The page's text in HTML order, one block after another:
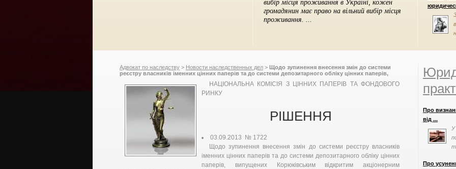
Адвокат по наследству > Новости наследственных дел > Щодо зупинення внесення змін до системи
реєстру власників іменних цінних паперів та до системи депозитарного обліку цінних паперів,
цінних паперів та фондового ринкуНАЦІОНАЛЬНА КОМІСІЯ З ЦІННИХ ПАПЕРІВ ТА ФОНДОВОГО
РИНКУ
РІШЕННЯ
03.09.2013 № 1722
Щодо зупинення внесення змін до системи реєстру власників
іменних цінних паперів та до системи депозитарного обліку цінних
паперів, випущених Корюківським відкритим акціонерним
Про
від ...
У
Про